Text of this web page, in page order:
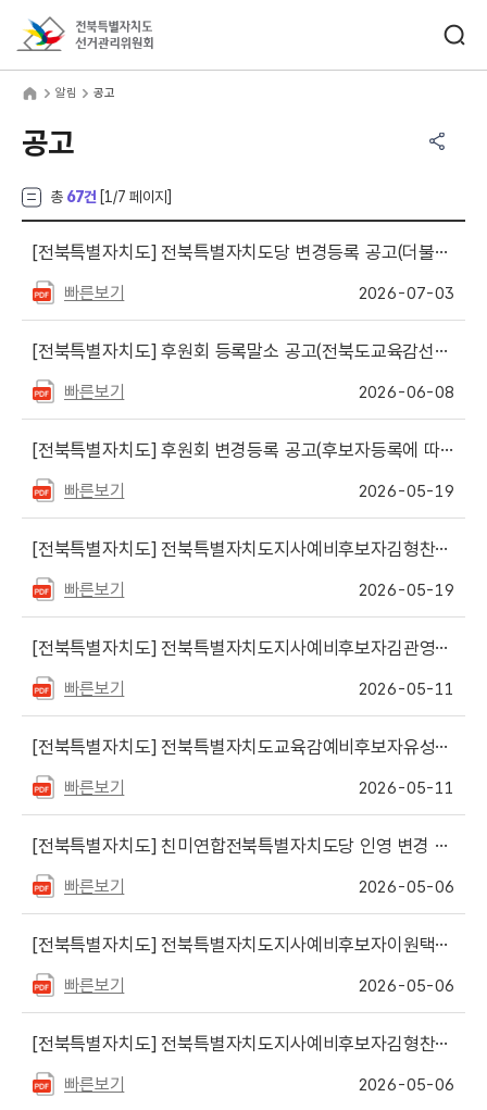
알림 공고
공고
총 67건 [1 /7 페이지]
[전북특별자치도] 전북특별자치도당 변경등록 공고(더불어민주당)
빠른보기 2026-07-03
[전북특별자치도] 후원회 등록말소 공고(전북도교육감선거, 전북도지사선거)
빠른보기 2026-06-08
[전북특별자치도] 후원회 변경등록 공고(후보자등록에 따른 전북도지사.도교육감후원회 명칭 변경)
빠른보기 2026-05-19
[전북특별자치도] 전북특별자치도지사예비후보자김형찬후원회 등록말소 공고
빠른보기 2026-05-19
[전북특별자치도] 전북특별자치도지사예비후보자김관영후원회 등록 공고
빠른보기 2026-05-11
[전북특별자치도] 전북특별자치도교육감예비후보자유성동후원회 말소 공고
빠른보기 2026-05-11
[전북특별자치도] 친미연합전북특별자치도당 인영 변경 공고
빠른보기 2026-05-06
[전북특별자치도] 전북특별자치도지사예비후보자이원택후원회 등록 공고
빠른보기 2026-05-06
[전북특별자치도] 전북특별자치도지사예비후보자김형찬후원회 등록 공고
빠른보기 2026-05-06